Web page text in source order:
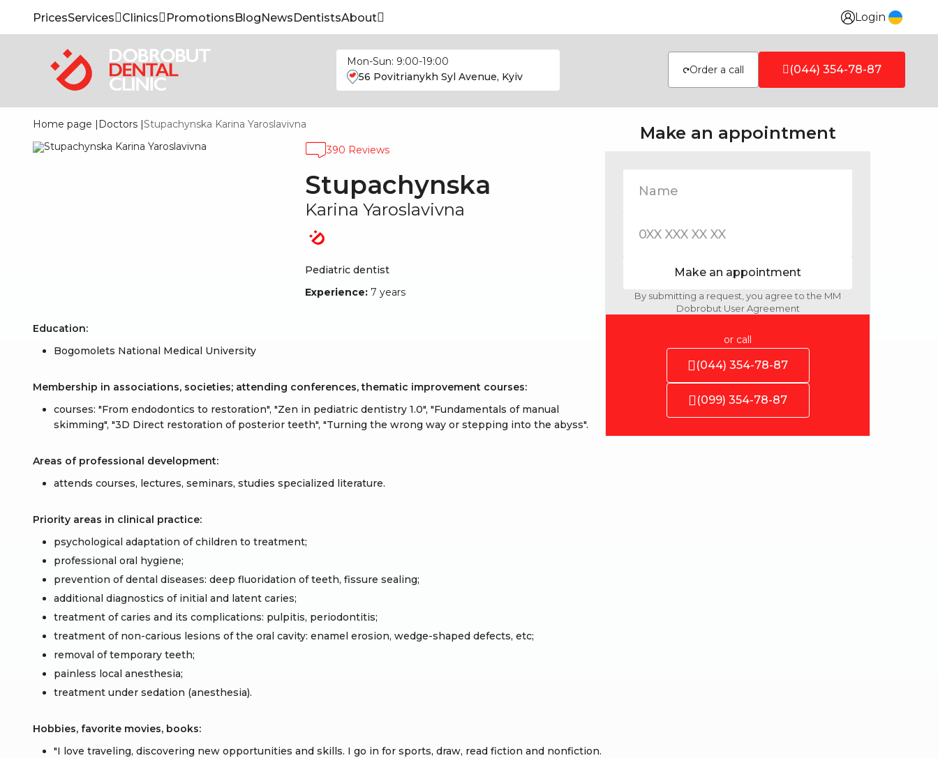
PricesServices Clinics PromotionsBlogNewsDentistsAbout Login
Mon-Sun: 9:00-19:00
56 Povitrianykh Syl Avenue, Kyiv
Order a call (044) 354-78-87
Home page | Doctors |Stupachynska Karina Yaroslavivna
390 Reviews
Stupachynska
Karina Yaroslavivna
Pediatric dentist
Experience: 7 years
Education:
Bogomolets National Medical University
Membership in associations, societies; attending conferences, thematic improvement courses:
courses: "From endodontics to restoration", "Zen in pediatric dentistry 1.0", "Fundamentals of manual
skimming", "3D Direct restoration of posterior teeth", "Turning the wrong way or stepping into the abyss".
Areas of professional development:
attends courses, lectures, seminars, studies specialized literature.
Priority areas in clinical practice:
psychological adaptation of children to treatment;
professional oral hygiene;
prevention of dental diseases: deep fluoridation of teeth, fissure sealing;
additional diagnostics of initial and latent caries;
treatment of caries and its complications: pulpitis, periodontitis;
treatment of non-carious lesions of the oral cavity: enamel erosion, wedge-shaped defects, etc;
removal of temporary teeth;
painless local anesthesia;
treatment under sedation (anesthesia).
Hobbies, favorite movies, books:
"I love traveling, discovering new opportunities and skills. I go in for sports, draw, read fiction and nonfiction.
Make an appointment
Make an appointment
By submitting a request, you agree to the MM
Dobrobut User Agreement
or call
(044) 354-78-87
(099) 354-78-87